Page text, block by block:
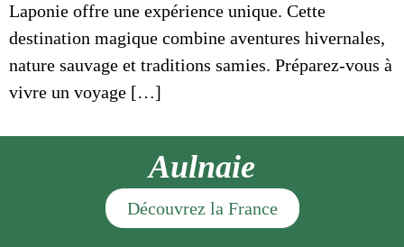
Laponie offre une expérience unique. Cette
destination magique combine aventures hivernales,
nature sauvage et traditions samies. Préparez-vous à
vivre un voyage […]
Aulnaie
Découvrez la France